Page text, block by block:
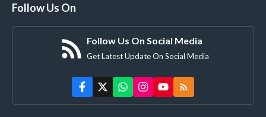
Follow Us On
Follow Us On Social Media
Get Latest Update On Social Media